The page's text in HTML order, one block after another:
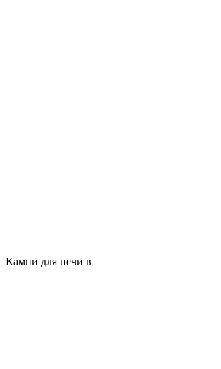
Камни для печи в